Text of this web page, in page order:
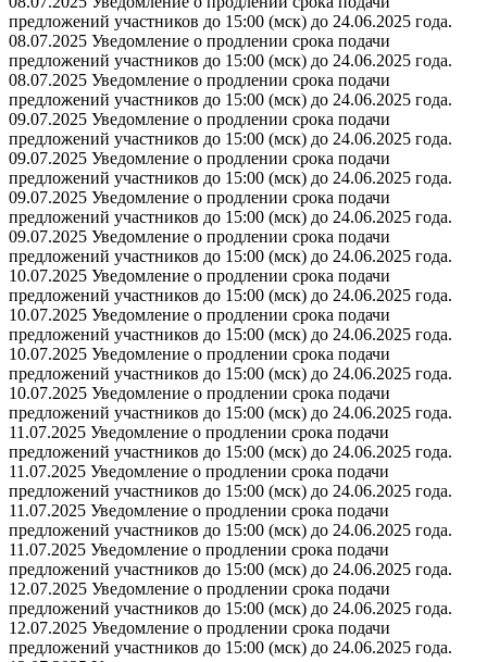
предложений участников до 15:00 (мск) до 24.06.2025 года.
08.07.2025 Уведомление о продлении срока подачи
предложений участников до 15:00 (мск) до 24.06.2025 года.
08.07.2025 Уведомление о продлении срока подачи
предложений участников до 15:00 (мск) до 24.06.2025 года.
09.07.2025 Уведомление о продлении срока подачи
предложений участников до 15:00 (мск) до 24.06.2025 года.
09.07.2025 Уведомление о продлении срока подачи
предложений участников до 15:00 (мск) до 24.06.2025 года.
09.07.2025 Уведомление о продлении срока подачи
предложений участников до 15:00 (мск) до 24.06.2025 года.
09.07.2025 Уведомление о продлении срока подачи
предложений участников до 15:00 (мск) до 24.06.2025 года.
10.07.2025 Уведомление о продлении срока подачи
предложений участников до 15:00 (мск) до 24.06.2025 года.
10.07.2025 Уведомление о продлении срока подачи
предложений участников до 15:00 (мск) до 24.06.2025 года.
10.07.2025 Уведомление о продлении срока подачи
предложений участников до 15:00 (мск) до 24.06.2025 года.
10.07.2025 Уведомление о продлении срока подачи
предложений участников до 15:00 (мск) до 24.06.2025 года.
11.07.2025 Уведомление о продлении срока подачи
предложений участников до 15:00 (мск) до 24.06.2025 года.
11.07.2025 Уведомление о продлении срока подачи
предложений участников до 15:00 (мск) до 24.06.2025 года.
11.07.2025 Уведомление о продлении срока подачи
предложений участников до 15:00 (мск) до 24.06.2025 года.
11.07.2025 Уведомление о продлении срока подачи
предложений участников до 15:00 (мск) до 24.06.2025 года.
12.07.2025 Уведомление о продлении срока подачи
предложений участников до 15:00 (мск) до 24.06.2025 года.
12.07.2025 Уведомление о продлении срока подачи
предложений участников до 15:00 (мск) до 24.06.2025 года.